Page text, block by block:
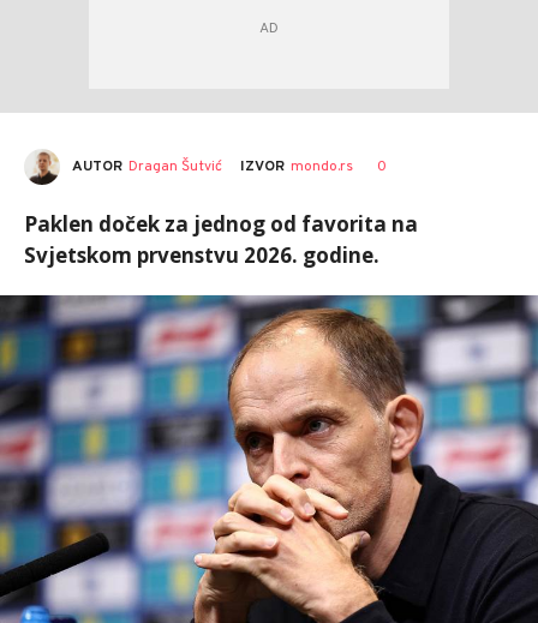
AUTOR Dragan Šutvić IZVOR mondo.rs 0
Paklen doček za jednog od favorita na
Svjetskom prvenstvu 2026. godine.